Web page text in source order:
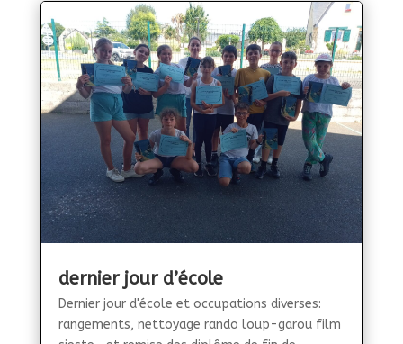
dernier jour d’école
Dernier jour d'école et occupations diverses:
rangements, nettoyage rando loup-garou film